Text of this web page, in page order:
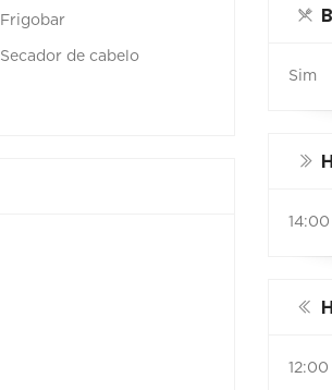
Frigobar
Secador de cabelo
Sim
14:00
12:00